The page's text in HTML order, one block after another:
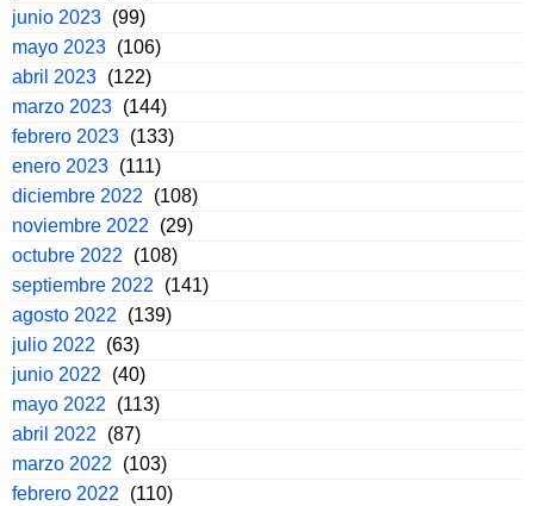
junio 2023 (99)
mayo 2023 (106)
abril 2023 (122)
marzo 2023 (144)
febrero 2023 (133)
enero 2023 (111)
diciembre 2022
(108)
noviembre 2022
(29)
octubre 2022
(108)
septiembre 2022
(141)
agosto 2022
(139)
julio 2022
(63)
junio 2022
(40)
mayo 2022
(113)
abril 2022
(87)
marzo 2022
(103)
febrero 2022
(110)